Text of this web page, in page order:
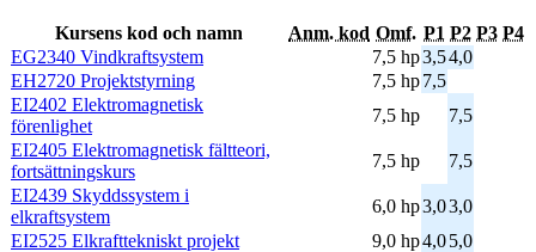
Kursens kod och namn Anm. kod Omf. P1 P2 P3 P4
EG2340 Vindkraftsystem
7,5 hp3,54,0
EH2720 Projektstyrning
7,5 hp7,5
EI2402 Elektromagnetisk
förenlighet
7,5 hp
7,5
EI2405 Elektromagnetisk fältteori,
fortsättningskurs
7,5 hp
7,5
EI2439 Skyddssystem i
elkraftsystem
6,0 hp3,03,0
EI2525 Elkrafttekniskt projekt
9,0 hp4,05,0